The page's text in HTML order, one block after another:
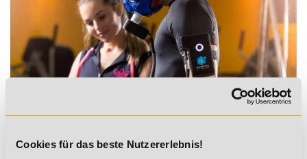
Cookies für das beste Nutzererlebnis!